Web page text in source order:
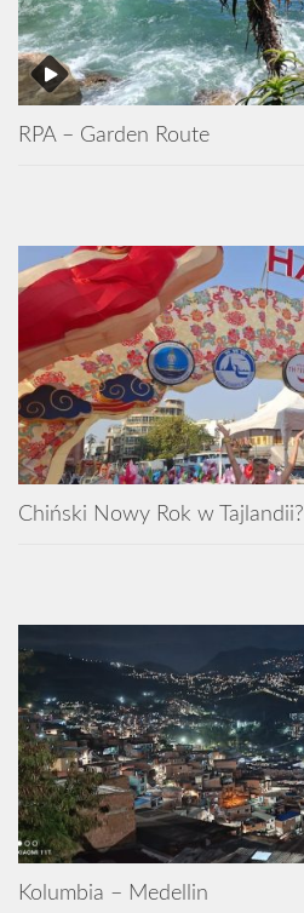
RPA – Garden Route
Chiński Nowy Rok w Tajlandii?
Kolumbia – Medellin